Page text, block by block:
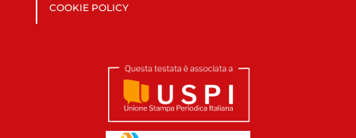
COOKIE POLICY